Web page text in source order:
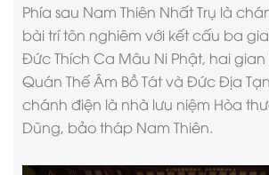
Phía sau Nam Thiên Nhất Trụ là
bài trí tôn nghiêm với kết cấu ba
Đức Thích Ca Mâu Ni Phật, hai
Quán Thế Âm Bồ Tát và Đức Địa
chánh điện là nhà lưu niệm Hòa
Dũng, bảo tháp Nam Thiên.